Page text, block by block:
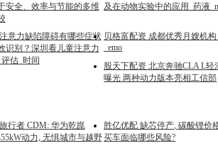
安全、效率与节能的多维 及在动物实验中的应用_药液
意力缺陷障碍有哪些症状
识别？深圳看儿童注意力
估_时间
贝格富配资 成都优秀月嫂机
_emo
股天下配资 北京奔驰CLA L轻
曝光 两种动力版本亮相工信部
行者 CDM: 华为乾崑
动力, 无惧城市与越野
胜亿优配 缺芯停产, 碳酸锂价
买车面临哪些风险?